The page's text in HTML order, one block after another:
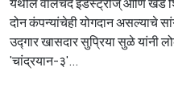
दोन कंपन्यांचेही योगदान असल्याचे
उद्गार खासदार सुप्रिया सुळे
'चांद्रयान-३'...